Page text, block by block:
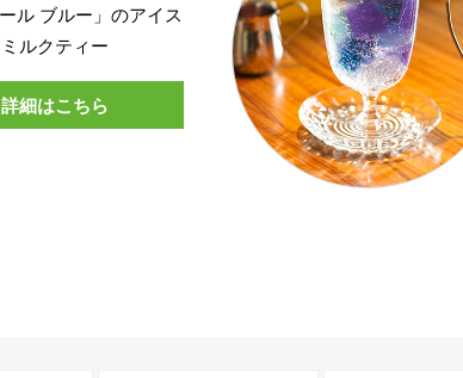
ール ブルー」のアイス
ミルクティー
詳細はこちら